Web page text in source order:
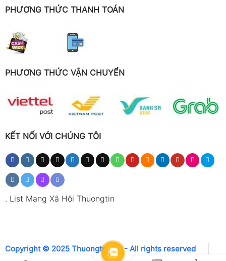
PHƯƠNG THỨC THANH TOÁN
PHƯƠNG THỨC VẬN CHUYỂN
KẾT NỐI VỚI CHÚNG TÔI
. List Mạng Xã Hội Thuongtin
Copyright © 2025 Thuongtin.net - All rights reserved